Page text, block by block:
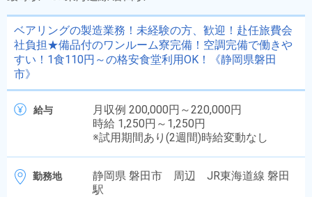
ベアリングの製造業務！未経験の方、歓迎！赴任旅費会
社負担★備品付のワンルーム寮完備！空調完備で働きや
すい！1食110円～の格安食堂利用OK！《静岡県磐田
市》
給与
月収例 200,000円～220,000円
時給 1,250円～1,250円
※試用期間あり(2週間)時給変動なし
勤務地
静岡県 磐田市 周辺 JR東海道線 磐田
駅